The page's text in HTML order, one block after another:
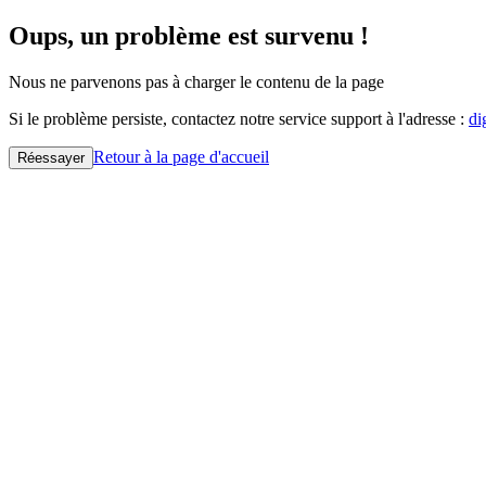
Oups, un problème est survenu !
Nous ne parvenons pas à charger le contenu de la page
Si le problème persiste, contactez notre service support à l'adresse :
Réessayer Retour à la page d'accueil